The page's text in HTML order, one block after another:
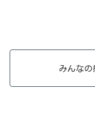
みんなの